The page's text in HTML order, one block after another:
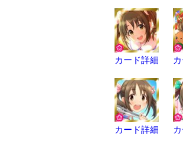
カード詳細
カード詳細